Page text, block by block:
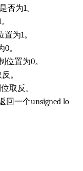
否为1。
为1。
。
位置为0。
。
取反。
回一个unsigned lo